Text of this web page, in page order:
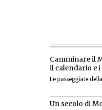
Camminare il
il calendario e
Le passeggiate
Un secolo di